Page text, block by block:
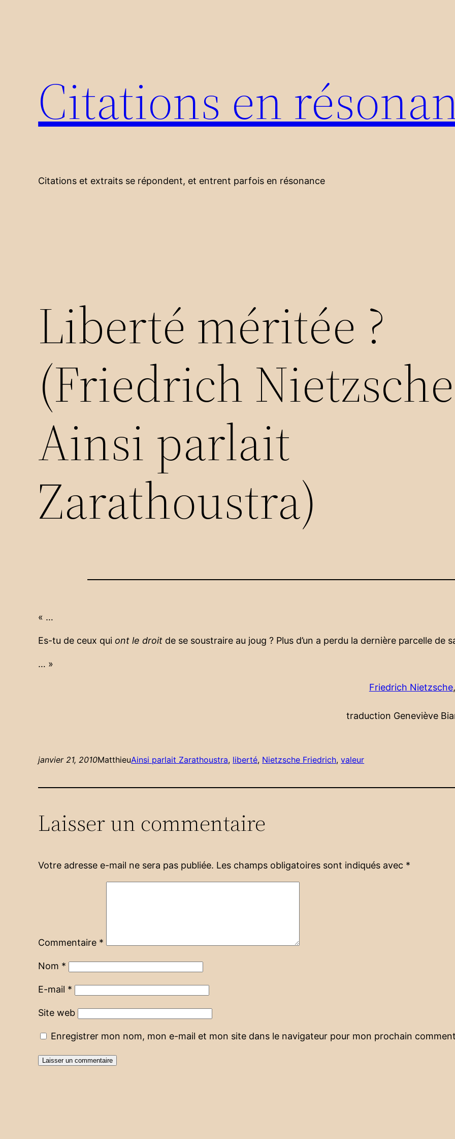
Citations en
Citations et extraits se répondent, et entrent parfois en résonance
Liberté méritée ?
(Friedrich
Ainsi parlait
Zarathoustra)
« …
Es-tu de ceux qui ont le droit de se soustraire au joug ? Plus d’un a perdu la dernière parcelle de
… »
Friedrich Nietzsche
traduction Geneviève
janvier 21, 2010MatthieuAinsi parlait Zarathoustra, liberté, Nietzsche Friedrich, valeur
Laisser un commentaire
Votre adresse e-mail ne sera pas publiée. Les champs obligatoires sont indiqués avec *
Commentaire *
Nom *
E-mail *
Site web
Enregistrer mon nom, mon e-mail et mon site dans le navigateur pour mon prochain